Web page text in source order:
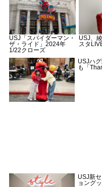
USJ「スパイダーマン・
ザ・ライド」2024年
1/22クローズ
USJ、
スタ
USJハ
も「
USJ新
ョング